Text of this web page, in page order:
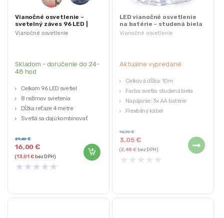
Vianočné osvetlenie
Vianočné osvetlenie –
svetelný záves 96 LED |
mesiace a hviezdy
Skladom - doručenie do 24-
48 hod
Celkom 96 LED svetiel
8 režimov svietenia
Dĺžka reťaze 4 metre
Svetlá sa dajú kombinovať
16,00€
29,40€
(13,01€bez DPH)
★★★★★
Vianočné osvetlenie
LED vianočné osvetlenie
na batérie – studená biela
10m
Aktuálne vypredané
Celková dĺžka: 10m
Farba svetla: studená biela
Napájanie: 3x AA batérie
Flexibilný kábel
3,05€
14,70€
(2,48€ bez DPH)
★ ★ ★ ★ ★